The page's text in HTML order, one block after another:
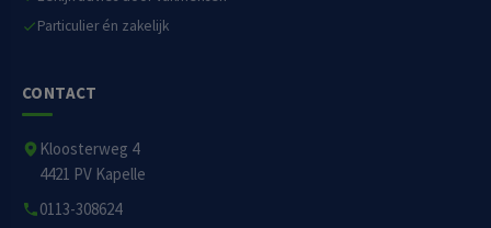
Particulier én zakelijk
CONTACT
Kloosterweg 4
4421 PV Kapelle
0113-308624